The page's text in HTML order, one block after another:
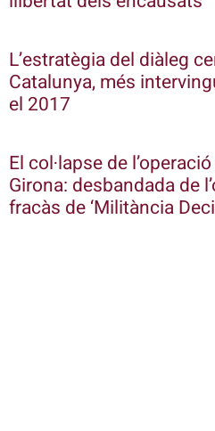
L’estratègia del diàleg
Catalunya, més
el 2017
El col·lapse de
Girona: desbandada de
fracàs de ‘Militància